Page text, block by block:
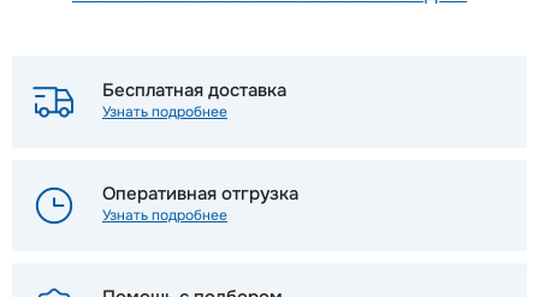
Бесплатная доставка
Узнать подробнее
Оперативная отгрузка
Узнать подробнее